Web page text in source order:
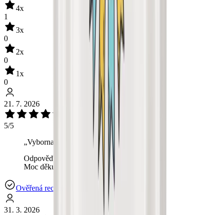
4x
1
3x
0
2x
0
1x
0
21. 7. 2026
5/5
„Vyborna kombinace :)
“
Odpověď od OchutnejOřech.cz:
Moc děkujeme! 🥰✨
Ověřená recenze
31. 3. 2026